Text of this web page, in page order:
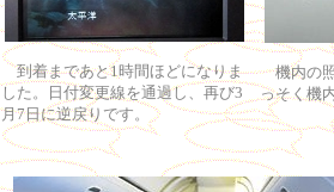
到着まであと1時間ほどになりま
した。日付変更線を通過し、再び3
月7日に逆戻りです。
機内の照
っそく機